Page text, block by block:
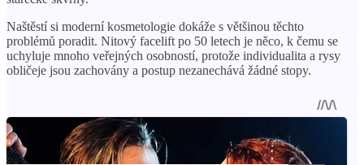
Naštěstí si moderní kosmetologie dokáže s většinou těchto
problémů poradit. Nitový facelift po 50 letech je něco, k čemu se
uchyluje mnoho veřejných osobností, protože individualita a rysy
obličeje jsou zachovány a postup nezanechává žádné stopy.